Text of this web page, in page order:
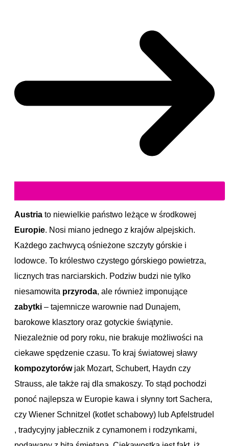
Austria to niewielkie państwo leżące w środkowej
Europie. Nosi miano jednego z krajów alpejskich.
Każdego zachwycą ośnieżone szczyty górskie i
lodowce. To królestwo czystego górskiego powietrza,
licznych tras narciarskich. Podziw budzi nie tylko
niesamowita przyroda, ale również imponujące
zabytki – tajemnicze warownie nad Dunajem,
barokowe klasztory oraz gotyckie świątynie.
Niezależnie od pory roku, nie brakuje możliwości na
ciekawe spędzenie czasu. To kraj światowej sławy
kompozytorówjak Mozart, Schubert, Haydn czy
Strauss, ale także raj dla smakoszy. To stąd pochodzi
ponoć najlepsza w Europie kawa i słynny tort Sachera,
czy Wiener Schnitzel (kotlet schabowy) lub Apfelstrudel
, tradycyjny jabłecznik z cynamonem i rodzynkami,